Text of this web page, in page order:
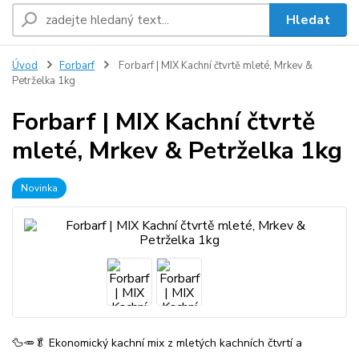
Hledat
Úvod Forbarf
Forbarf | MIX Kachní čtvrtě mleté, Mrkev &
Petrželka 1kg
Forbarf | MIX Kachní čtvrtě
mleté, Mrkev & Petrželka 1kg
Novinka
🦆🥕🥬 Ekonomický kachní mix z mletých kachních čtvrtí a